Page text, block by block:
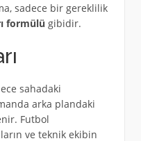
sadece bir gereklilik
formülü gibidir.
sahadaki
arka plandaki
Futbol
ve teknik ekibin